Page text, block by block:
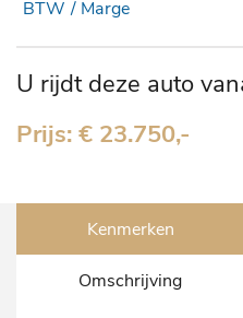
U rijdt deze auto
Prijs: € 23.750,-
Kenmerken
Omschrijving